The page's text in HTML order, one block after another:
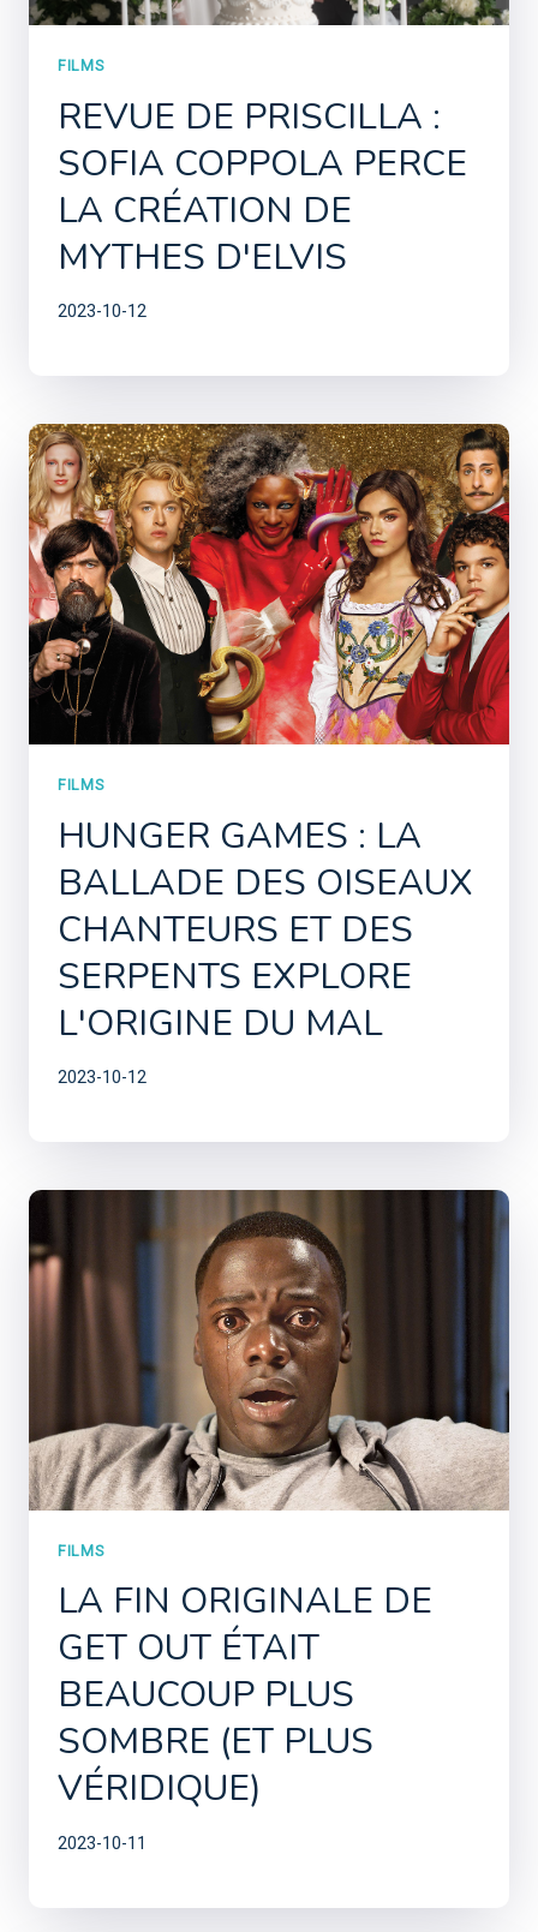
FILMS
REVUE DE PRISCILLA :
SOFIA COPPOLA PERCE
LA CRÉATION DE
MYTHES D'ELVIS
2023-10-12
FILMS
HUNGER GAMES : LA
BALLADE DES OISEAUX
CHANTEURS ET DES
SERPENTS EXPLORE
L'ORIGINE DU MAL
2023-10-12
FILMS
LA FIN ORIGINALE DE
GET OUT ÉTAIT
BEAUCOUP PLUS
SOMBRE (ET PLUS
VÉRIDIQUE)
2023-10-11